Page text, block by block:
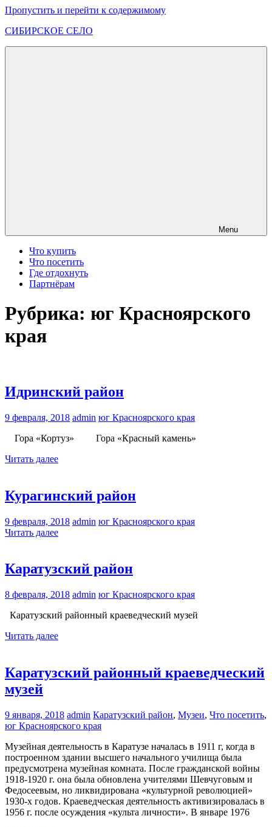
Пропустить и перейти к содержимому
СИБИРСКОЕ СЕЛО
Menu
Что купить
Что посетить
Где отдохнуть
Партнёрам
Рубрика: юг Красноярского
края
Идринский район
9 февраля, 2018 admin юг Красноярского края
Гора «Кортуз» Гора «Красный камень»
Читать далее
Курагинский район
9 февраля, 2018 admin юг Красноярского края
Читать далее
Каратузский район
8 февраля, 2018 admin юг Красноярского края
Каратузский районный краеведческий музей
Читать далее
Каратузский районный краеведческий
музей
9 января, 2018 admin Каратузский район, Музеи, Что посетить,
юг Красноярского края
Музейная деятельность в Каратузе началась в 1911 г, когда в
построенном здании высшего начального училища была
предусмотрена музейная комната. После гражданской войны
1918-1920 г. она была обновлена учителями Шевчуговым и
Федосеевым, но ликвидирована «культурной революцией»
1930-х годов. Краеведческая деятельность активизировалась в
1956 г. после осуждения «культа личности». В январе 1976